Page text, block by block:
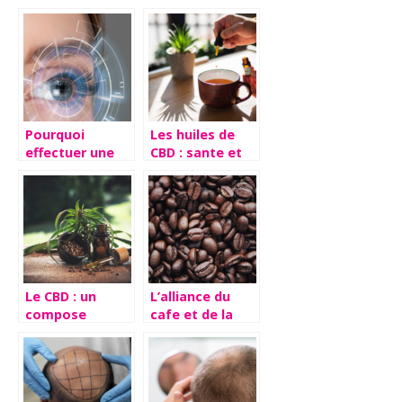
Pourquoi
effectuer une
des yeux ?
Les huiles de
CBD : sante et
au bon dosage
Le CBD : un
compose
en vogue
L’alliance du
cafe et de la
une inspiration
matinale
reussie.